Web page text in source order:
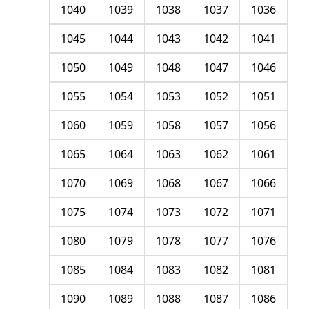
1036
1037
1038
1039
1040
1041
1042
1043
1044
1045
1046
1047
1048
1049
1050
1051
1052
1053
1054
1055
1056
1057
1058
1059
1060
1061
1062
1063
1064
1065
1066
1067
1068
1069
1070
1071
1072
1073
1074
1075
1076
1077
1078
1079
1080
1081
1082
1083
1084
1085
1086
1087
1088
1089
1090